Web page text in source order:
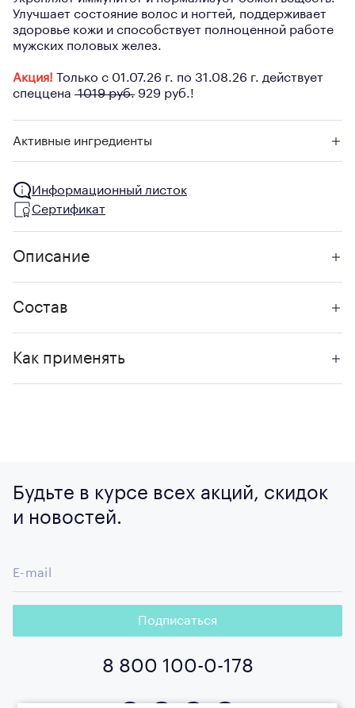
Улучшает состояние волос и ногтей, поддерживает
здоровье кожи и способствует полноценной работе
мужских половых желез.
Акция! Только с 01.07.26 г. по 31.08.26 г. действует
спеццена 1019 руб. 929 руб.!
Активные ингредиенты
Информационный листок
Сертификат
Описание
Состав
Как применять
Будьте в курсе всех акций, скидок
и новостей.
E-mail
Подписаться
8 800 100-0-178